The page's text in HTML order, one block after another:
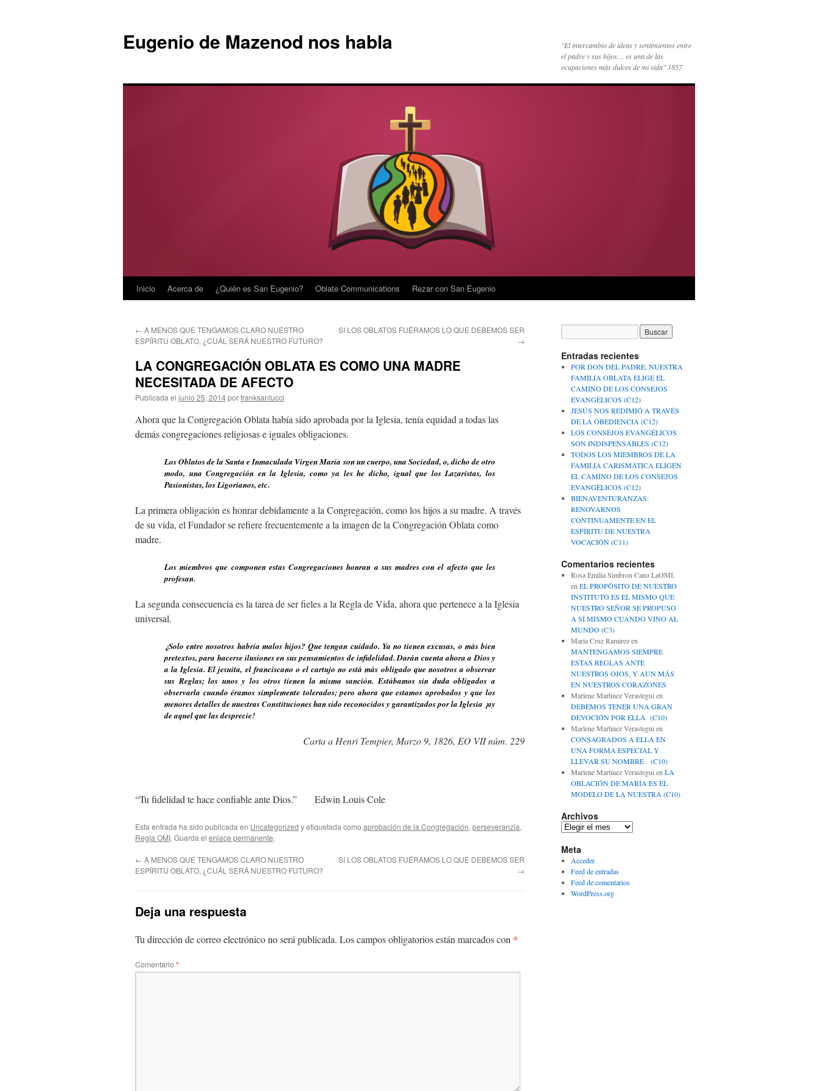
Eugenio de Mazenod nos habla
"El intercambio de ideas y sentimientos entre
el padre y sus hijos… es una de las
ocupaciones màs dulces de mi vida" 1857
Saltar
contenido
Inicio Acerca de ¿Quién es San Eugenio? Oblate Communications Rezar con San Eugenio
← A MENOS QUE TENGAMOS CLARO NUESTRO
ESPÍRITU OBLATO, ¿CUÁL SERÁ NUESTRO FUTURO?
SI LOS OBLATOS FUÉRAMOS LO QUE DEBEMOS SER
→
LA CONGREGACIÓN OBLATA ES COMO UNA MADRE
NECESITADA DE AFECTO
Publicada el junio 25, 2014porfranksantucci
Ahora que la Congregación Oblata había sido aprobada por la Iglesia, tenía equidad a todas las
demás congregaciones religiosas e iguales obligaciones.
Los Oblatos de la Santa e Inmaculada Virgen María son un cuerpo, una Sociedad, o, dicho de otro
modo, una Congregación en la Iglesia, como ya les he dicho, igual que los Lazaristas, los
Pasionistas, los Ligorianos, etc.
La primera obligación es honrar debidamente a la Congregación, como los hijos a su madre. A través
de su vida, el Fundador se refiere frecuentemente a la imagen de la Congregación Oblata como
madre.
Los miembros que componen estas Congregaciones honran a sus madres con el afecto que les
profesan.
La segunda consecuencia es la tarea de ser fieles a la Regla de Vida, ahora que pertenece a la Iglesia
universal.
¿Solo entre nosotros habría malos hijos? Que tengan cuidado. Ya no tienen excusas, o más bien
pretextos, para hacerse ilusiones en sus pensamientos de infidelidad. Darán cuenta ahora a Dios y
a la Iglesia. El jesuita, el franciscano o el cartujo no está más obligado que nosotros a observar
sus Reglas; los unos y los otros tienen la misma sanción. Estábamos sin duda obligados a
observarla cuando éramos simplemente tolerados; pero ahora que estamos aprobados y que los
menores detalles de nuestras Constituciones han sido reconocidos y garantizados por la Iglesia ¡ay
de aquel que las desprecie!
Carta a Henri Tempier, Marzo 9, 1826, EO VII núm. 229
“Tu fidelidad te hace confiable ante Dios.” Edwin Louis Cole
Esta entrada ha sido publicada en Uncategorized y etiquetada como aprobación de la Congregación, perseveranzia,
Regla OMI. Guarda el enlace permanente.
← A MENOS QUE TENGAMOS CLARO NUESTRO
ESPÍRITU OBLATO, ¿CUÁL SERÁ NUESTRO FUTURO?
SI LOS OBLATOS FUÉRAMOS LO QUE DEBEMOS SER
→
Deja una respuesta
Tu dirección de correo electrónico no será publicada. Los campos obligatorios están marcados con *
Comentario *
Entradas recientes
POR DON DEL PADRE, NUESTRA
FAMILIA OBLATA ELIGE EL
CAMINO DE LOS CONSEJOS
EVANGÉLICOS (C12)
JESÚS NOS REDIMIÓ A TRAVÉS
DE LA OBEDIENCIA (C12)
LOS CONSEJOS EVANGÉLICOS
SON INDISPENSABLES (C12)
TODOS LOS MIEMBROS DE LA
FAMILIA CARISMÁTICA ELIGEN
EL CAMINO DE LOS CONSEJOS
EVANGÉLICOS (C12)
BIENAVENTURANZAS:
RENOVARNOS
CONTINUAMENTE EN EL
ESPÍRITU DE NUESTRA
VOCACIÓN (C11)
Comentarios recientes
Rosa Emilia Simbron Cano LaOMI.
en EL PROPÓSITO DE NUESTRO
INSTITUTO ES EL MISMO QUE
NUESTRO SEÑOR SE PROPUSO
A SÍ MISMO CUANDO VINO AL
MUNDO (C3)
Maria Cruz Ramirezen
MANTENGAMOS SIEMPRE
ESTAS REGLAS ANTE
NUESTROS OJOS, Y AÚN MÁS
EN NUESTROS CORAZONES
Marlene Martinez Verastegui en
DEBEMOS TENER UNA GRAN
DEVOCIÓN POR ELLA (C10)
Marlene Martinez Verastegui en
CONSAGRADOS A ELLA EN
UNA FORMA ESPECIAL Y
LLEVAR SU NOMBRE (C10)
Marlene Martinez Verastegui en LA
OBLACIÓN DE MARÍA ES EL
MODELO DE LA NUESTRA (C10)
Archivos
Archivos
Meta
Acceder
Feed de entradas
Feed de comentarios
WordPress.org